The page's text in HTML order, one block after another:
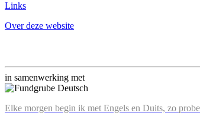
Links
Over deze website
in samenwerking met
Elke morgen begin ik met Engels en Duits, zo